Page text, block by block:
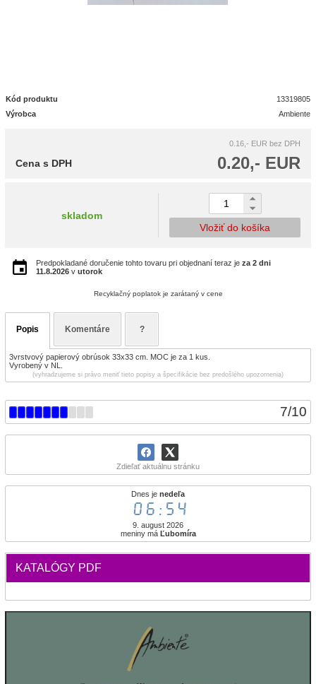
7/10
Zdieľať aktuálnu stránku
Dnes je nedeľa
06:54
9. august 2026
meniny má Ľubomíra
KATALÓGY PDF
Kód produktu
13319805
Výrobca
Ambiente
0.16,- EUR bez DPH
0.20,- EUR
Cena s DPH
skladom
Vložiť do košíka
Predpokladané doručenie tohto tovaru pri objednaní teraz je za 2 dni
11.8.2026 v utorok
Recyklačný poplatok je zarátaný v cene
Popis Komentáre ?
3vrstvový papierový obrúsok 33x33 cm. MOC je za 1 kus.
Vyrobený v NL.
(vyhradzujeme si právo meniť tieto popisy a špecifikácie bez predošlého upozornenia)